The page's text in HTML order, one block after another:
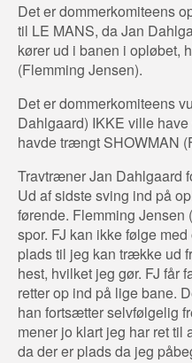
Det er dommerkomiteens
til LE MANS, da Jan
kører ud i banen i opløbet,
(Flemming Jensen).
Det er dommerkomiteens
Dahlgaard) IKKE ville
havde trængt SHOWMAN
Travtræner Jan Dahlgaard
Ud af sidste sving ind på
førende. Flemming Jensen
spor. FJ kan ikke følge
plads til jeg kan trække ud
hest, hvilket jeg gør. FJ får
retter op ind på lige bane.
han fortsætter selvfølgelig
mener jo klart jeg har ret til
da der er plads da jeg